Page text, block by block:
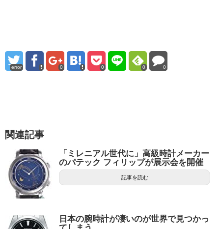
error 0 0 0 0
関連記事
「ミレニアル世代に」高級時計メーカー
のパテック フィリップが展示会を開催
記事を読む
日本の腕時計が凄いのが世界で見つかっ